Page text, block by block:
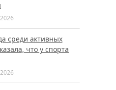
среди активных
что у спорта